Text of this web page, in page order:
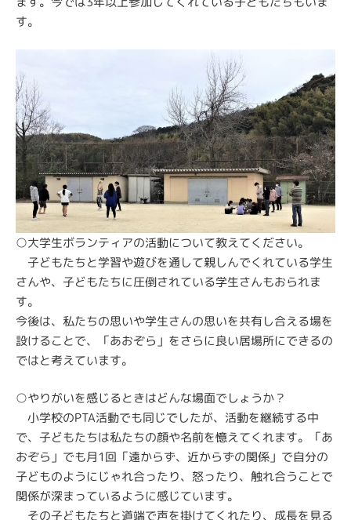
す。
○大学生ボランティアの活動について教えてください。
子どもたちと学習や遊びを通して親しんでくれている学生
さんや、子どもたちに圧倒されている学生さんもおられま
す。
今後は、私たちの思いや学生さんの思いを共有し合える場を
設けることで、「あおぞら」をさらに良い居場所にできるの
ではと考えています。
○やりがいを感じるときはどんな場面でしょうか？
小学校のPTA活動でも同じでしたが、活動を継続する中
で、子どもたちは私たちの顔や名前を憶えてくれます。「あ
おぞら」でも月1回「遠からず、近からずの関係」で自分の
子どものようにじゃれ合ったり、怒ったり、触れ合うことで
関係が深まっているように感じています。
その子どもたちと道端で声を掛けてくれたり、成長を見る